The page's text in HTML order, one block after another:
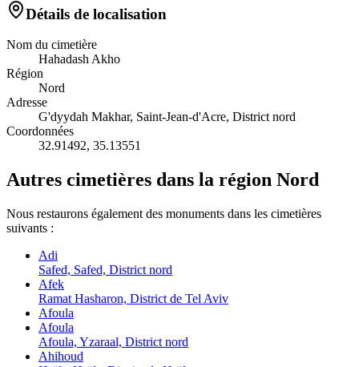
Détails de localisation
Nom du cimetière
Hahadash Akho
Région
Nord
Adresse
G'dyydah Makhar, Saint-Jean-d'Acre, District nord
Coordonnées
32.91492, 35.13551
Autres cimetières dans la région Nord
Nous restaurons également des monuments dans les cimetières
suivants :
Adi
Safed, Safed, District nord
Afek
Ramat Hasharon, District de Tel Aviv
Afoula
Afoula
Afoula, Yzaraal, District nord
Ahihoud